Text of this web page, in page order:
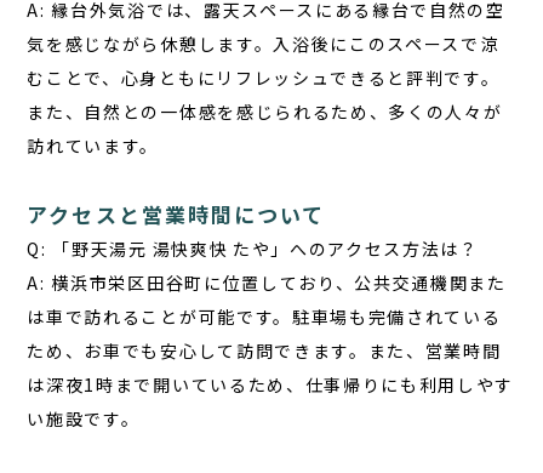
A: 縁台外気浴では、露天スペースにある縁台で自然の空
気を感じながら休憩します。入浴後にこのスペースで涼
むことで、心身ともにリフレッシュできると評判です。
また、自然との一体感を感じられるため、多くの人々が
訪れています。
アクセスと営業時間について
Q: 「野天湯元 湯快爽快 たや」へのアクセス方法は？
A: 横浜市栄区田谷町に位置しており、公共交通機関また
は車で訪れることが可能です。駐車場も完備されている
ため、お車でも安心して訪問できます。また、営業時間
は深夜1時まで開いているため、仕事帰りにも利用しやす
い施設です。